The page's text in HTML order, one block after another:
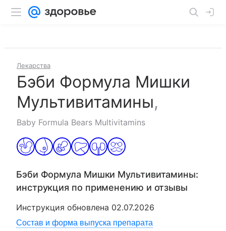
Лекарства
Бэби Формула Мишки
Мультивитамины,
Baby Formula Bears Multivitamins
Бэби Формула Мишки Мультивитамины:
инструкция по применению и отзывы
Инструкция обновлена 02.07.2026
Состав и форма выпуска препарата